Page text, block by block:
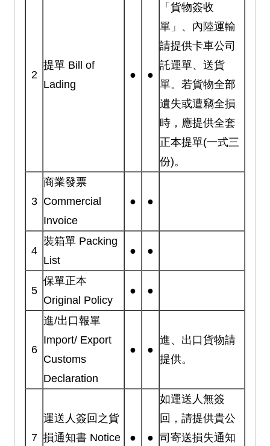
2
提單 Bill of
Lading
● ●
「貨物簽收
單」、內陸運輸
請提供卡車公司
託運單、送貨
單。若貨物全部
遺失或遭竊全損
時，應提供全套
正本提單(一式三
份)。
3
商業發票
Commercial
Invoice
● ●
4
裝箱單 Packing
List
● ●
5
保單正本
Original Policy
● ●
6
進/出口報單
Import/ Export
Customs
Declaration
● ●
進、出口貨物請
提供。
7
運送人簽回之貨
損通知書 Notice
● ●
如運送人無簽
回，請提供貴公
司寄送損失通知